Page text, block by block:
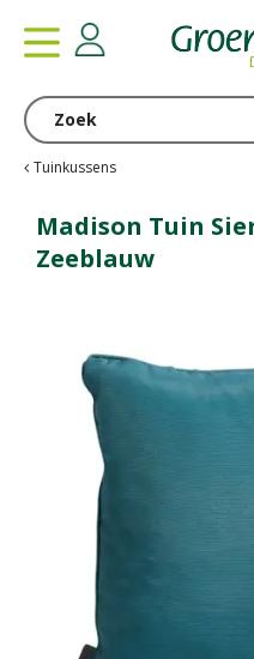
Tuinkussens
Madison Tuin
Zeeblauw